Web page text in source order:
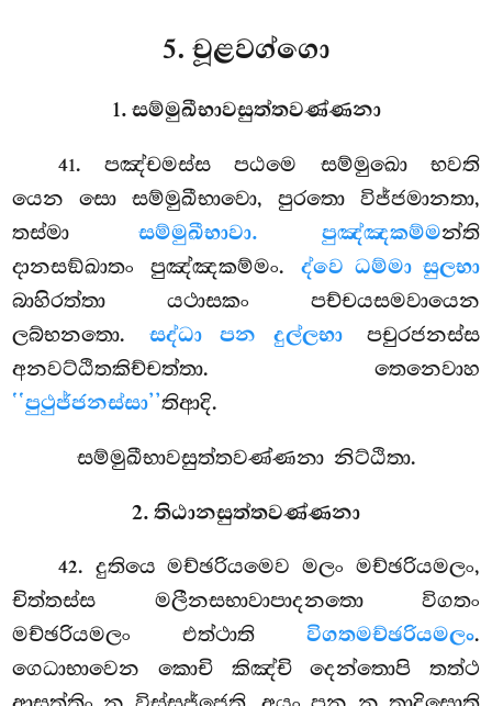
5. චූළවග්ගො
1. සම්මුඛීභාවසුත්තවණ්ණනා
41. පඤ්චමස්ස පඨමෙ සම්මුඛො භවති
යෙන සො සම්මුඛීභාවො, පුරතො විජ්ජමානතා,
තස්මා සම්මුඛීභාවා. පුඤ්ඤකම්මන්ති
දානසඞ්ඛාතං පුඤ්ඤකම්මං. ද්වෙ ධම්මා සුලභා
බාහිරත්තා යථාසකං පච්චයසමවායෙන
ලබ්භනතො. සද්ධා පන දුල්ලභා පචුරජනස්ස
අනවට්ඨිතකිච්චත්තා. තෙනෙවාහ
‘‘පුථුජ්ජනස්සා’’තිආදි.
සම්මුඛීභාවසුත්තවණ්ණනා නිට්ඨිතා.
2. තිඨානසුත්තවණ්ණනා
42. දුතියෙ මච්ඡරියමෙව මලං මච්ඡරියමලං,
චිත්තස්ස මලීනසභාවාපාදනතො විගතං
මච්ඡරියමලං එත්ථාති විගතමච්ඡරියමලං.
ගෙධාභාවෙන කොචි කිඤ්චි දෙන්තොපි තත්ථ